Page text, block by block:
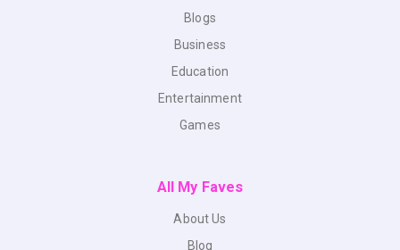
Blogs
Business
Education
Entertainment
Games
All My Faves
About Us
Blog